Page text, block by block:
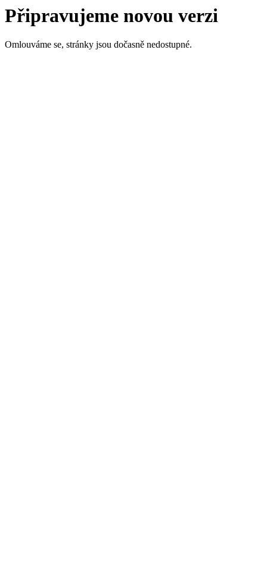
Připravujeme novou verzi
Omlouváme se, stránky jsou dočasně nedostupné.